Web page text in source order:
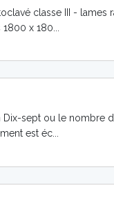
classe III -
x 180...
Dix-sept ou le nombre
est éc...